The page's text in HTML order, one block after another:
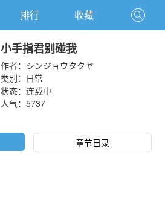
排行 收藏
小手指君别碰我
作者： シンジョウタクヤ
类别： 日常
状态：连载中
人气： 5737
章节目录